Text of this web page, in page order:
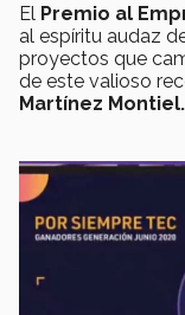
El Premio al
al espíritu audaz
proyectos que
de este valioso
Martínez Montiel.